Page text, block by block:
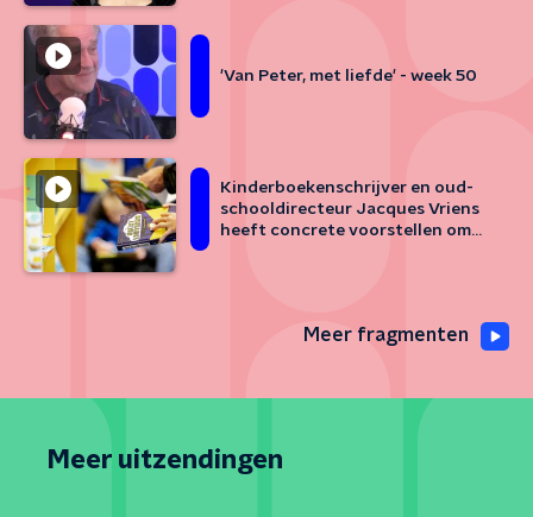
'Van Peter, met liefde' - week 50
Kinderboekenschrijver en oud-
schooldirecteur Jacques Vriens
heeft concrete voorstellen om
Meer fragmenten
Meer uitzendingen